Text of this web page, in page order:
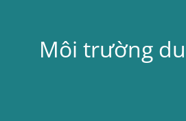
Môi trường